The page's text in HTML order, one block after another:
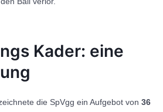
Kader: eine
die SpVgg ein Aufgebot von 36